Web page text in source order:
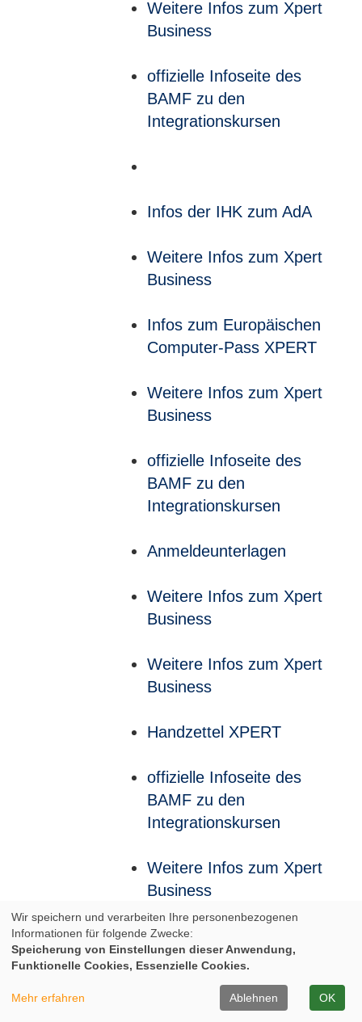
Weitere Infos zum Xpert
Business
offizielle Infoseite des
BAMF zu den
Integrationskursen
Infos der IHK zum AdA
Weitere Infos zum Xpert
Business
Infos zum Europäischen
Computer-Pass XPERT
Weitere Infos zum Xpert
Business
offizielle Infoseite des
BAMF zu den
Integrationskursen
Anmeldeunterlagen
Weitere Infos zum Xpert
Business
Weitere Infos zum Xpert
Business
Handzettel XPERT
offizielle Infoseite des
BAMF zu den
Integrationskursen
Weitere Infos zum Xpert
Business
Weitere Infos zum Xpert
Business
Infos zum Europäischen
Wir speichern und verarbeiten Ihre personenbezogenen
Informationen für folgende Zwecke:
Speicherung von Einstellungen dieser Anwendung,
Funktionelle Cookies, Essenzielle Cookies.
Mehr erfahren Ablehnen OK